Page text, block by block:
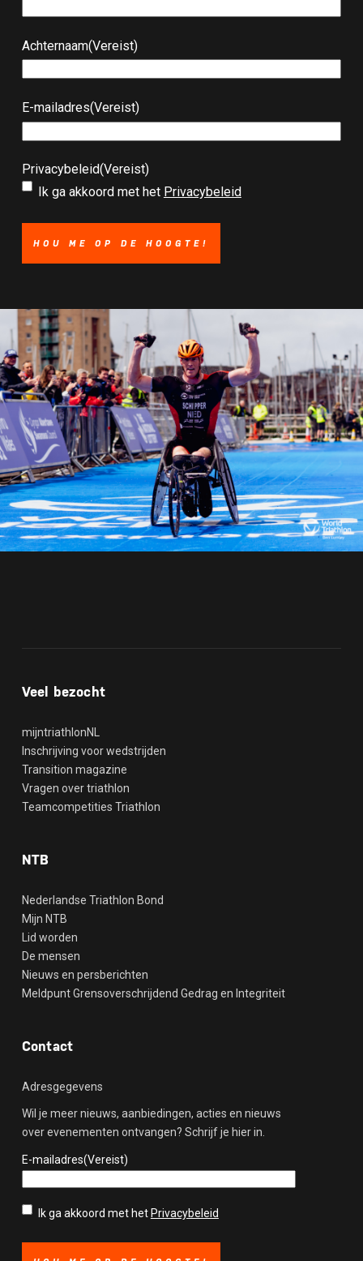
Achternaam(Vereist)
E-mailadres(Vereist)
Privacybeleid(Vereist)
Ik ga akkoord met het Privacybeleid
Veel bezocht
mijntriathlonNL
Inschrijving voor wedstrijden
Transition magazine
Vragen over triathlon
Teamcompetities Triathlon
NTB
Nederlandse Triathlon Bond
Mijn NTB
Lid worden
De mensen
Nieuws en persberichten
Meldpunt Grensoverschrijdend Gedrag en Integriteit
Contact
Adresgegevens
Wil je meer nieuws, aanbiedingen, acties en nieuws
over evenementen ontvangen? Schrijf je hier in.
E-mailadres(Vereist)
Privacybeleid(Vereist)
Ik ga akkoord met het Privacybeleid